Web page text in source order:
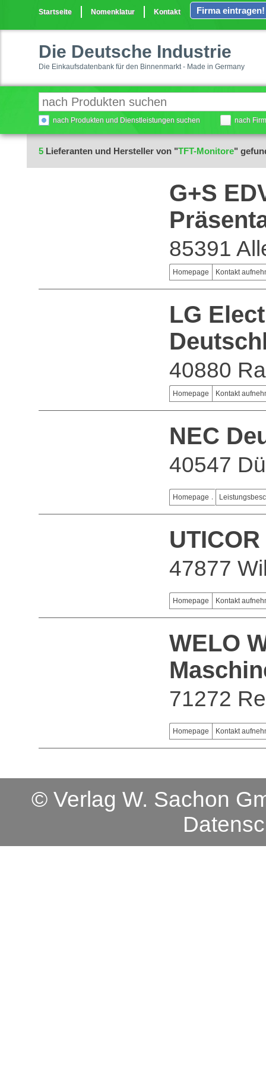
Startseite Nomenklatur Kontakt Firma eintragen!
Die Deutsche Industrie
Die Einkaufsdatenbank für den Binnenmarkt - Made in Germany
nach Produkten und Dienstleistungen suchen nach
5 Lieferanten und Hersteller von "TFT-Monitore"
G+S
85391
Homepage Kontakt
LG
40880
Homepage Kontakt
NEC
40547
Homepage
47877
Homepage Kontakt
WELO
71272
Homepage Kontakt
© Verlag W. Sachon